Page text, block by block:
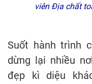
viên Địa chất
Suốt hành trình
dừng lại nhiều
đẹp kì diệu